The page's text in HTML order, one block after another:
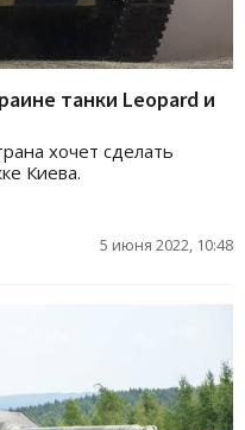
танки Leopard и
хочет сделать
Киева.
5 июня 2022, 10:48